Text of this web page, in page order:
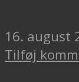
16. august
Tilføj